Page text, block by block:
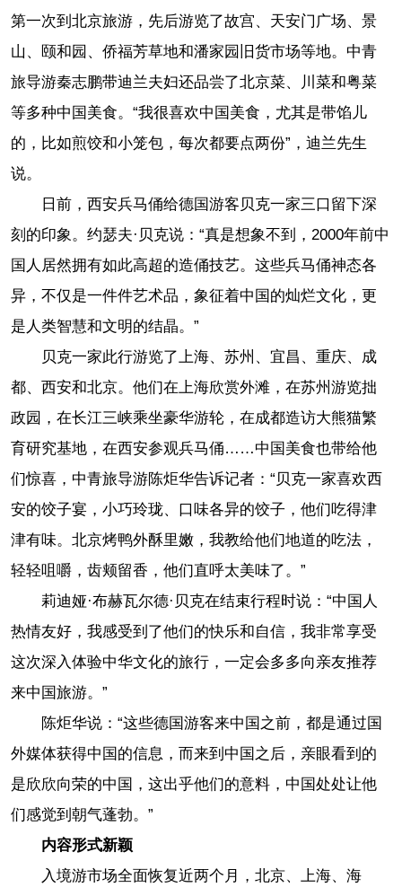
第一次到北京旅游，先后游览了故宫、天安门广场、景
山、颐和园、侨福芳草地和潘家园旧货市场等地。中青
旅导游秦志鹏带迪兰夫妇还品尝了北京菜、川菜和粤菜
等多种中国美食。“我很喜欢中国美食，尤其是带馅儿
的，比如煎饺和小笼包，每次都要点两份”，迪兰先生
说。
日前，西安兵马俑给德国游客贝克一家三口留下深
刻的印象。约瑟夫·贝克说：“真是想象不到，2000年前中
国人居然拥有如此高超的造俑技艺。这些兵马俑神态各
异，不仅是一件件艺术品，象征着中国的灿烂文化，更
是人类智慧和文明的结晶。”
贝克一家此行游览了上海、苏州、宜昌、重庆、成
都、西安和北京。他们在上海欣赏外滩，在苏州游览拙
政园，在长江三峡乘坐豪华游轮，在成都造访大熊猫繁
育研究基地，在西安参观兵马俑……中国美食也带给他
们惊喜，中青旅导游陈炬华告诉记者：“贝克一家喜欢西
安的饺子宴，小巧玲珑、口味各异的饺子，他们吃得津
津有味。北京烤鸭外酥里嫩，我教给他们地道的吃法，
轻轻咀嚼，齿颊留香，他们直呼太美味了。”
莉迪娅·布赫瓦尔德·贝克在结束行程时说：“中国人
热情友好，我感受到了他们的快乐和自信，我非常享受
这次深入体验中华文化的旅行，一定会多多向亲友推荐
来中国旅游。”
陈炬华说：“这些德国游客来中国之前，都是通过国
外媒体获得中国的信息，而来到中国之后，亲眼看到的
是欣欣向荣的中国，这出乎他们的意料，中国处处让他
们感觉到朝气蓬勃。”
内容形式新颖
入境游市场全面恢复近两个月，北京、上海、海